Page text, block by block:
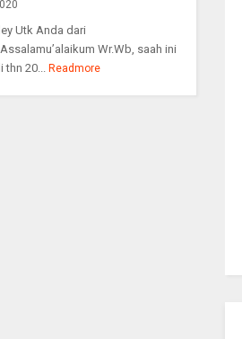
Utk Anda dari
Wr.Wb, saah ini
thn 20... Readmore